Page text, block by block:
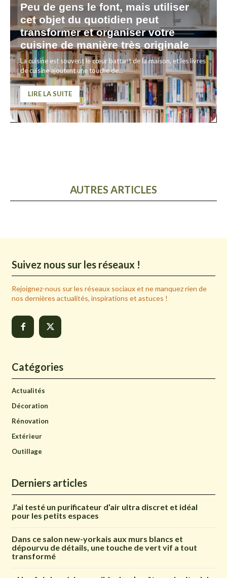
Peu de gens le font, mais utiliser
cet objet du quotidien peut
transformer et organiser votre
cuisine de manière très originale
La cuisine est souvent le cœur battant de la maison, et les livres
de cuisine ajoutent une touche de...
LIRE LA SUITE
AUTRES ARTICLES
Suivez nous sur les réseaux !
Rejoignez-nous sur les réseaux sociaux et ne manquez rien de
nos dernières actualités, inspirations et astuces !
Catégories
Actualités
Décoration
Rénovation
Extérieur
Outillage
Derniers articles
J’ai testé un purificateur d’air ultra discret et idéal
pour les petits espaces
Dans ce salon new-yorkais aux murs blancs et
dépourvu de détails, une touche de vert vif a tout
transformé